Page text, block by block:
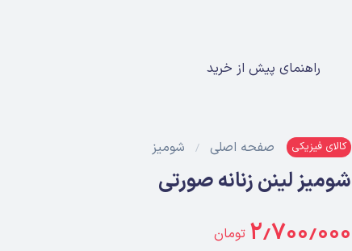
راهنمای پیش از خرید
کالای فیزیکی صفحه اصلی شومیز
شومیز لینن زنانه صورتی
۲٫۷۰۰٫۰۰۰ تومان